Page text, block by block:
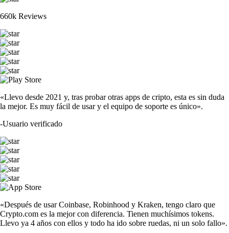
660k Reviews
«Llevo desde 2021 y, tras probar otras apps de cripto, esta es sin duda
la mejor. Es muy fácil de usar y el equipo de soporte es único».
-Usuario verificado
«Después de usar Coinbase, Robinhood y Kraken, tengo claro que
Crypto.com es la mejor con diferencia. Tienen muchísimos tokens.
Llevo ya 4 años con ellos y todo ha ido sobre ruedas, ni un solo fallo».